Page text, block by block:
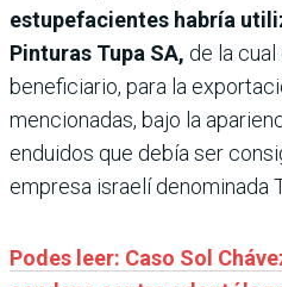
estupefacientes habría
Pinturas Tupa SA, de la
beneficiario, para la
mencionadas, bajo la
enduidos que debía ser
empresa israelí denominada
Podes leer: Caso Sol